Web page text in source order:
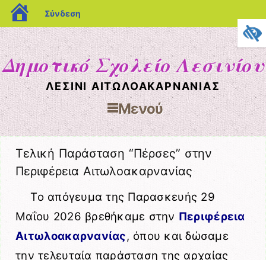
blogs.sch.gr
Σύνδεση
Δημοτικό Σχολείο Λεσινίου
ΛΕΣΊΝΙ ΑΙΤΩΛΟΑΚΑΡΝΑΝΊΑΣ
Μενού
Μετάβαση στο περιεχόμενο
Τελική Παράσταση “Πέρσες” στην
Περιφέρεια Αιτωλοακαρνανίας
Το απόγευμα της Παρασκευής 29
Μαΐου 2026 βρεθήκαμε στην Περιφέρεια
Αιτωλοακαρνανίας, όπου και δώσαμε
την τελευταία παράσταση της αρχαίας